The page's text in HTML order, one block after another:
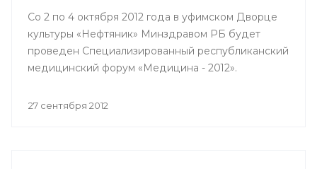
Со 2 по 4 октября 2012 года в уфимском Дворце
культуры «Нефтяник» Минздравом РБ будет
проведен Специализированный республиканский
медицинский форум «Медицина - 2012».
27 сентября 2012